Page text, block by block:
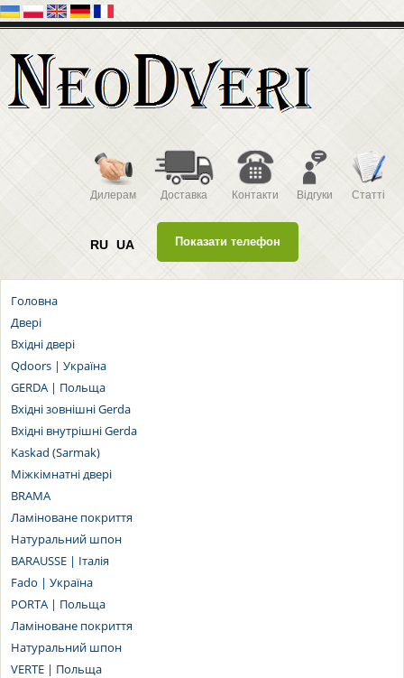
Дилерам Доставка Контакти Відгуки Статті
RU UA Показати телефон
Головна
Двері
Вхідні двері
Qdoors | Україна
GERDA | Польща
Вхідні зовнішні Gerda
Вхідні внутрішні Gerda
Kaskad (Sarmak)
Міжкімнатні двері
BRAMA
Ламіноване покриття
Натуральний шпон
BARAUSSE | Італія
Fado | Україна
PORTA | Польща
Ламіноване покриття
Натуральний шпон
VERTE | Польща